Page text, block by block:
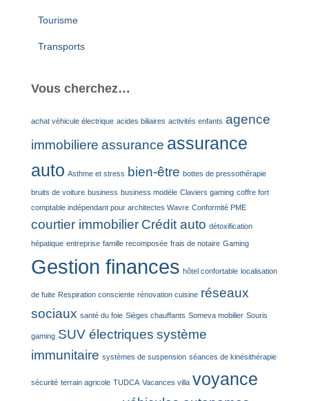
Tourisme
Transports
Vous cherchez…
achat véhicule électrique acides biliaires activités enfants agence
immobiliere assurance assurance
auto Asthme et stress bien-être bottes de pressothérapie
bruits de voiture business business modèle Claviers gaming coffre fort
comptable indépendant pour architectes Wavre Conformité PME
courtier immobilier Crédit auto détoxification
hépatique entreprise famille recomposée frais de notaire Gaming
Gestion finances hôtel confortable localisation
de fuite Respiration consciente rénovation cuisine réseaux
sociaux santé du foie Sièges chauffants Someva mobilier Souris
gaming SUV électriques système
immunitaire systèmes de suspension séances de kinésithérapie
sécurité terrain agricole TUDCA Vacances villa voyance